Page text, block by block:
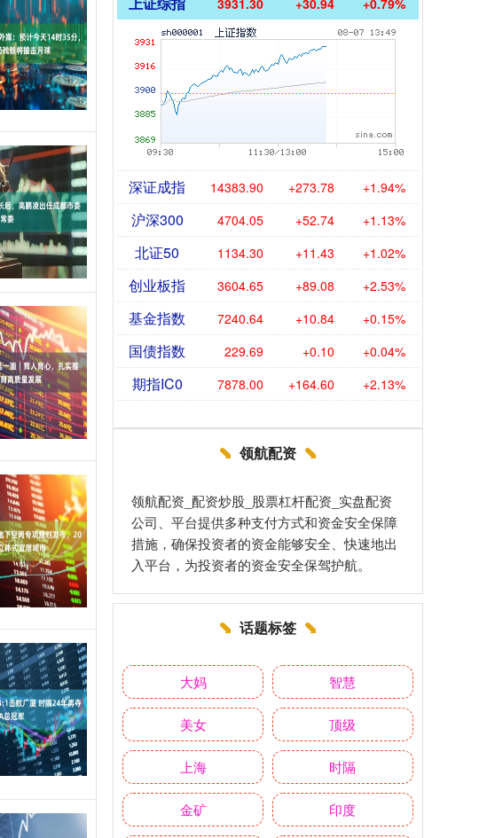
3931.30 +30.94 +0.79%
深证成指 14383.90 +273.78 +1.94%
沪深300 4704.05 +52.74 +1.13%
北证50 1134.30 +11.43 +1.02%
创业板指 3604.65 +89.08 +2.53%
基金指数 7240.64 +10.84 +0.15%
国债指数 229.69 +0.10 +0.04%
期指IC0 7878.00 +164.60 +2.13%
领航配资
领航配资_配资炒股_股票杠杆配资_实盘配资
公司、平台提供多种支付方式和资金安全保障
措施，确保投资者的资金能够安全、快速地出
入平台，为投资者的资金安全保驾护航。
话题标签
大妈 智慧
美女 顶级
上海 时隔
金矿 印度